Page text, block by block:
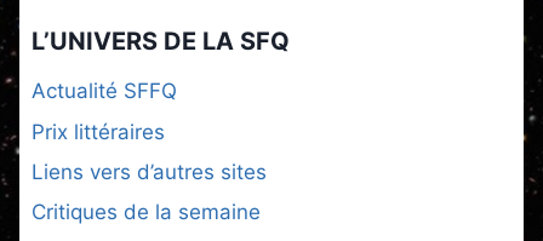
L’UNIVERS DE LA SFQ
Actualité SFFQ
Prix littéraires
Liens vers d’autres sites
Critiques de la semaine